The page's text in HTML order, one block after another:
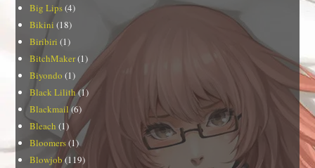
Big Lips(4)
Bikini (18)
Biribiri (1)
BitchMaker(1)
Biyondo (1)
Black Lilith(1)
Blackmail(6)
Bleach (1)
Bloomers(1)
Blowjob(119)